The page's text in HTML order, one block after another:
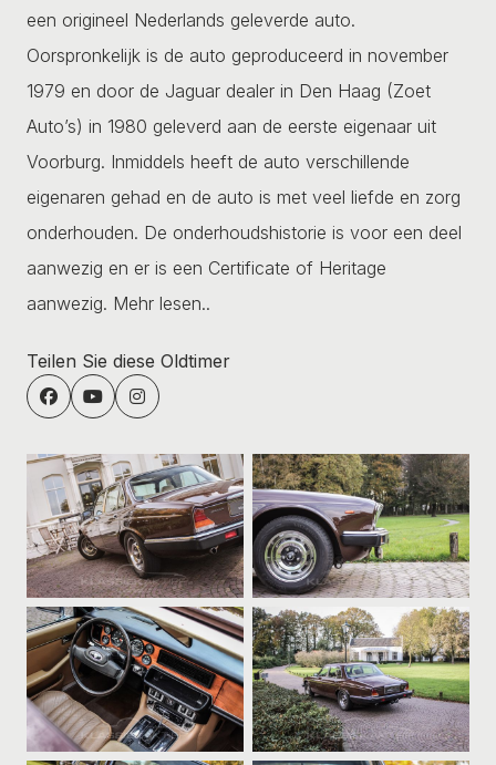
een origineel Nederlands geleverde auto.
Oorspronkelijk is de auto geproduceerd in november
1979 en door de Jaguar dealer in Den Haag (Zoet
Auto’s) in 1980 geleverd aan de eerste eigenaar uit
Voorburg. Inmiddels heeft de auto verschillende
eigenaren gehad en de auto is met veel liefde en zorg
onderhouden. De onderhoudshistorie is voor een deel
aanwezig en er is een Certificate of Heritage
aanwezig. Mehr lesen..
Teilen Sie diese Oldtimer